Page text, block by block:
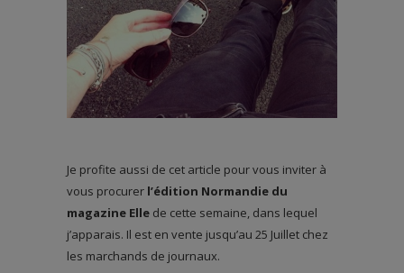
Je profite aussi de cet article pour vous inviter à
vous procurer l’édition Normandie du
magazine Elle de cette semaine, dans lequel
j’apparais. Il est en vente jusqu’au 25 Juillet chez
les marchands de journaux.